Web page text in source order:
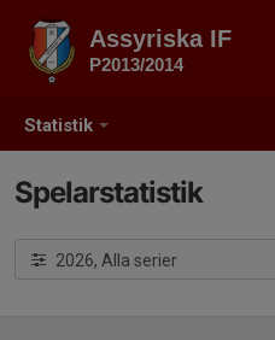
Statistik
Assyriska IF
P2013/2014
Spelarstatistik
2026, Alla serier